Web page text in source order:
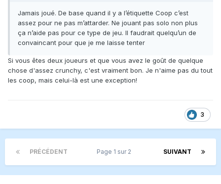
Jamais joué. De base quand il y a l’étiquette Coop c’est
assez pour ne pas m’attarder. Ne jouant pas solo non plus
ça n’aide pas pour ce type de jeu. Il faudrait quelqu’un de
convaincant pour que je me laisse tenter
Si vous êtes deux joueurs et que vous avez le goût de quelque
chose d'assez crunchy, c'est vraiment bon. Je n'aime pas du tout
les coop, mais celui-là est une exception!
3
PRÉCÉDENT SUIVANT
Page 1 sur 2